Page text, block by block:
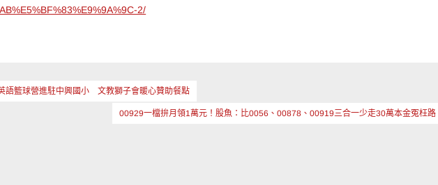
2/
語籃球營進駐中興國小 文教獅子會暖心贊助餐點
00929一檔拚月領1萬元！股魚：比0056、00878、00919三合一少走30萬本金冤枉路